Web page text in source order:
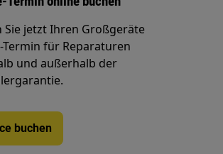
Sie jetzt Ihren Großgeräte
Termin für Reparaturen
und außerhalb der
buchen